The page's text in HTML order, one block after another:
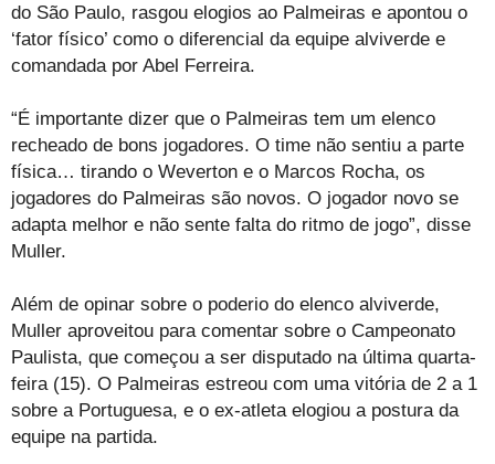
do São Paulo, rasgou elogios ao Palmeiras e apontou o
‘fator físico’ como o diferencial da equipe alviverde e
comandada por Abel Ferreira.
“É importante dizer que o Palmeiras tem um elenco
recheado de bons jogadores. O time não sentiu a parte
física… tirando o Weverton e o Marcos Rocha, os
jogadores do Palmeiras são novos. O jogador novo se
adapta melhor e não sente falta do ritmo de jogo”, disse
Muller.
Além de opinar sobre o poderio do elenco alviverde,
Muller aproveitou para comentar sobre o Campeonato
Paulista, que começou a ser disputado na última quarta-
feira (15). O Palmeiras estreou com uma vitória de 2 a 1
sobre a Portuguesa, e o ex-atleta elogiou a postura da
equipe na partida.